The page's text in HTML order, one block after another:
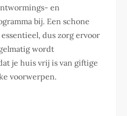
en
bij. Een schone
dus zorg ervoor
wordt
je huis vrij is van giftige
voorwerpen.